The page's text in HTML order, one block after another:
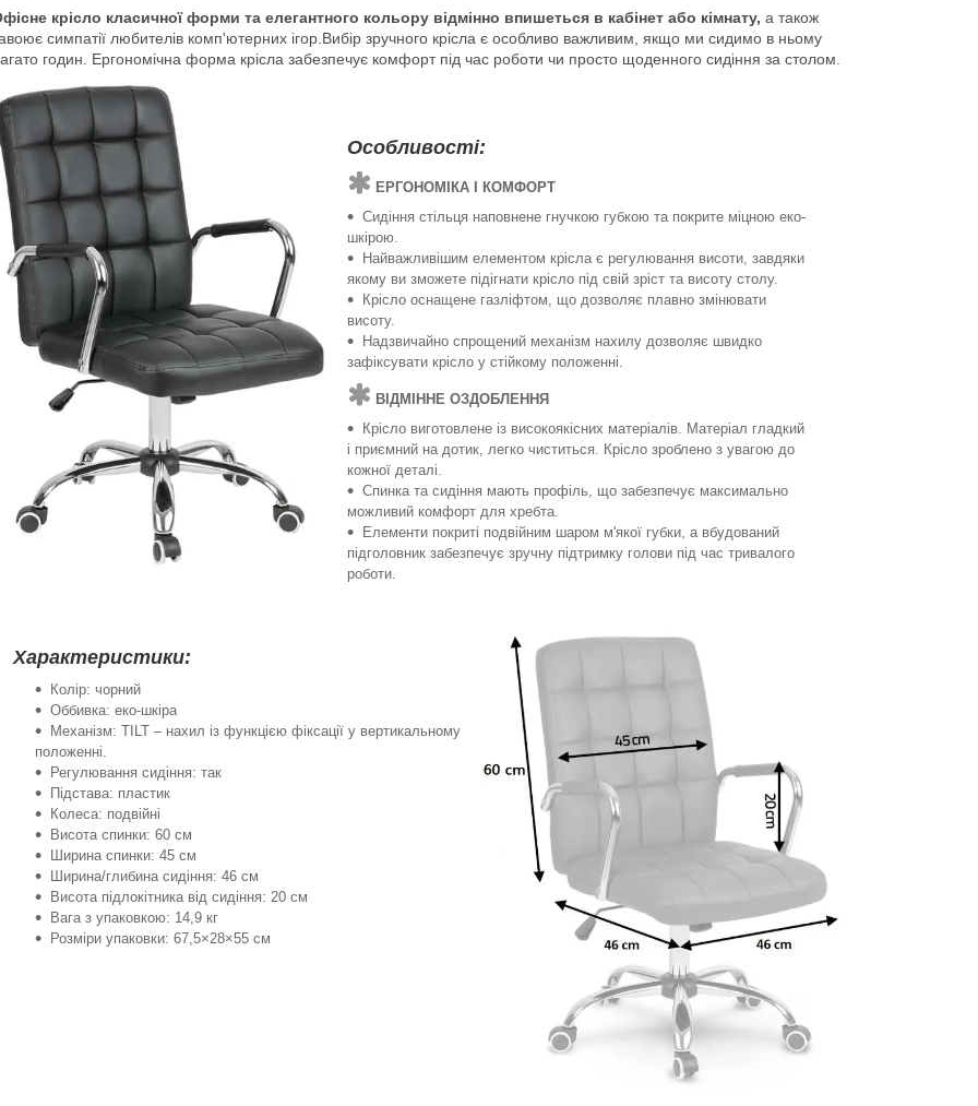
крісло класичної форми та елегантного кольору відмінно впишеться в кабінет або кімнату, а також
симпатії любителів комп'ютерних ігор.Вибір зручного крісла є особливо важливим, якщо ми сидимо в ньому
годин. Ергономічна форма крісла забезпечує комфорт під час роботи чи просто щоденного сидіння за столом.
Особливості:
ЕРГОНОМІКА І КОМФОРТ
Сидіння стільця наповнене гнучкою губкою та покрите міцною еко-
шкірою.
Найважливішим елементом крісла є регулювання висоти, завдяки
якому ви зможете підігнати крісло під свій зріст та висоту столу.
Крісло оснащене газліфтом, що дозволяє плавно змінювати
висоту.
Надзвичайно спрощений механізм нахилу дозволяє швидко
зафіксувати крісло у стійкому положенні.
ВІДМІННЕ ОЗДОБЛЕННЯ
Крісло виготовлене із високоякісних матеріалів. Матеріал гладкий
і приємний на дотик, легко чиститься. Крісло зроблено з увагою до
кожної деталі.
Спинка та сидіння мають профіль, що забезпечує максимально
можливий комфорт для хребта.
Елементи покриті подвійним шаром м'якої губки, а вбудований
підголовник забезпечує зручну підтримку голови під час тривалого
роботи.
Характеристики:
Колір: чорний
Оббивка: еко-шкіра
Механізм: TILT – нахил із функцією фіксації у вертикальному
положенні.
Регулювання сидіння: так
Підстава: пластик
Колеса: подвійні
Висота спинки: 60 см
Ширина спинки: 45 см
Ширина/глибина сидіння: 46 см
Висота підлокітника від сидіння: 20 см
Вага з упаковкою: 14,9 кг
Розміри упаковки: 67,5×28×55 см